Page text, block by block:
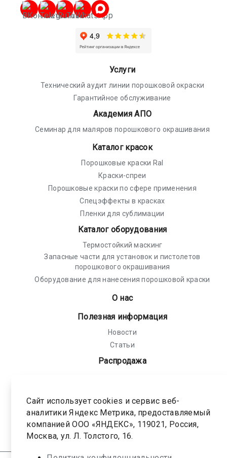
Услуги
Технический аудит линии порошковой окраски
Гарантийное обслуживание
Академия АПО
Семинар для маляров порошкового окрашивания
Каталог красок
Порошковые краски Ral
Краски-спреи
Порошковые краски по сфере применения
Спецэффекты в красках
Пленки для сублимации
Каталог оборудования
Термостойкий маскинг
Запасные части для установок и пистолетов
порошкового окрашивания
Оборудование для нанесения порошковой краски
О нас
Полезная информация
Новости
Статьи
Распродажа
Соглашение на обработку персональных
данных
Карта сайта
Сайт использует cookies и сервис веб-
аналитики Яндекс Метрика, предоставляемый
компанией ООО «ЯНДЕКС», 119021, Россия,
Москва, ул. Л. Толстого, 16.